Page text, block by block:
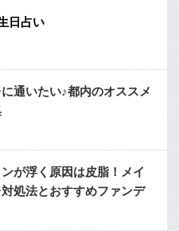
日占い
通いたい♪都内のオススメ
が浮く原因は皮脂！メイ
処法とおすすめファンデ